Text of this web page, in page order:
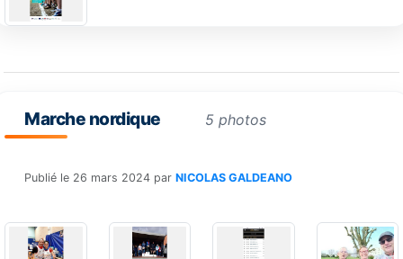
Marche nordique 5 photos
Publié le 26 mars 2024 par NICOLAS GALDEANO